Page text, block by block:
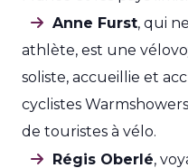
Anne Furst, qui
athlète, est une
soliste, accueillie et
cyclistes
de touristes à vélo.
Régis Oberlé,